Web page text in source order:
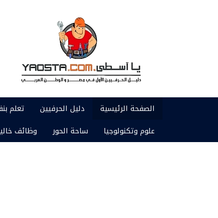
الصفحة الرئيسية دليل الحرفيين تعلم
علوم وتكنولوجيا
ساحة الحور وظائف